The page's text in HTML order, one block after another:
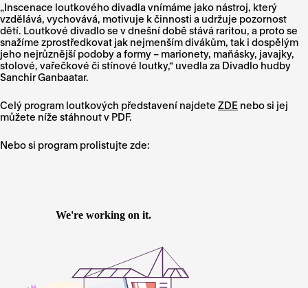
„Inscenace loutkového divadla vnímáme jako nástroj, který
vzdělává, vychovává, motivuje k činnosti a udržuje pozornost
dětí. Loutkové divadlo se v dnešní době stává raritou, a proto se
snažíme zprostředkovat jak nejmenším divákům, tak i dospělým
jeho nejrůznější podoby a formy – marionety, maňásky, javajky,
stolové, vařečkové či stínové loutky,“ uvedla za Divadlo hudby
Sanchir Ganbaatar.
Celý program loutkových představení najdete ZDE nebo si jej
můžete níže stáhnout v PDF.
Nebo si program prolistujte zde: